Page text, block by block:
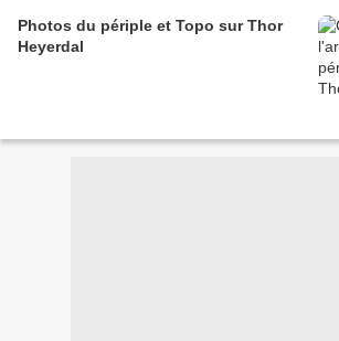
Photos du périple et Topo sur Thor
Heyerdal